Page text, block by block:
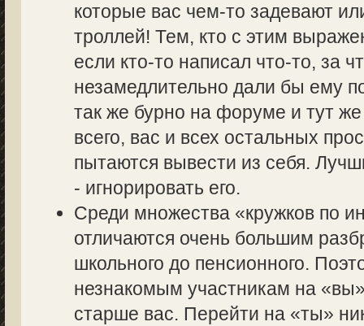
которые вас чем-то задевают
троллей! Тем, кто с этим
если кто-то написал что-то, за
незамедлительно дали бы ему
так же бурно на форуме и тут
всего, вас и всех остальных
пытаются вывести из себя.
- игнорировать его.
Среди множества «кружков по
отличаются очень большим
школьного до пенсионного.
незнакомым участникам на
старше вас. Перейти на «ты»